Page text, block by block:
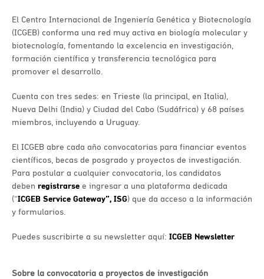
El Centro Internacional de Ingeniería Genética y Biotecnología
(ICGEB) conforma una red muy activa en biología molecular y
biotecnología, fomentando la excelencia en investigación,
formación científica y transferencia tecnológica para
promover el desarrollo.
Cuenta con tres sedes: en Trieste (la principal, en Italia),
Nueva Delhi (India) y Ciudad del Cabo (Sudáfrica) y 68 países
miembros, incluyendo a Uruguay.
El ICGEB abre cada año convocatorias para financiar eventos
científicos, becas de posgrado y proyectos de investigación.
Para postular a cualquier convocatoria, los candidatos
deben registrarse e ingresar a una plataforma dedicada
(“ICGEB Service Gateway”, ISG) que da acceso a la información
y formularios.
Puedes suscribirte a su newsletter aquí: ICGEB Newsletter
Sobre la convocatoria a proyectos de investigación